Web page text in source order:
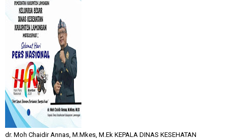
dr. Moh Chaidir Annas, M.Mkes, M.Ek KEPALA DINAS KESEHATAN